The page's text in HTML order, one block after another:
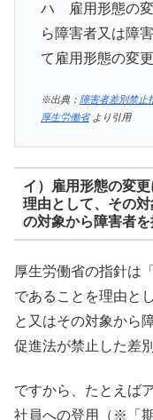
ハ 雇用形態の変
ら障害者又は障
て雇用形態の変
※出典： 障害者差別禁止
厚生労働省より引用
イ）雇用形態の変
理由として、その
の対象から障害者
厚生労働省の指針は
であることを理由と
と又はその対象から
促進法が禁止した差
ですから、たとえば
社員への登用（※「